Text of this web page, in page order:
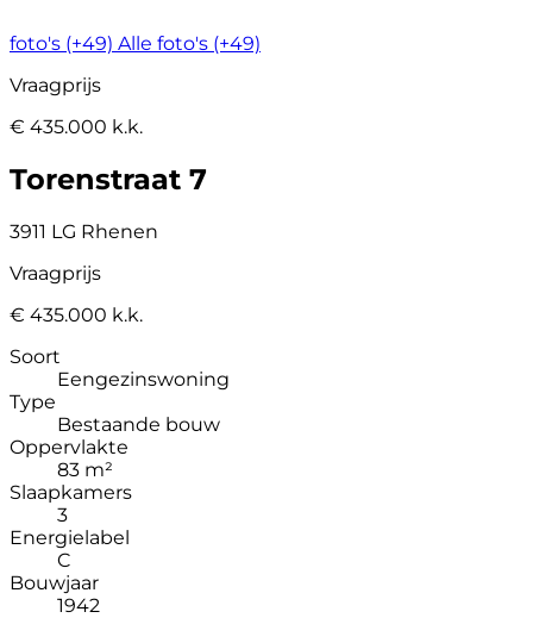
foto's (+49) Alle foto's (+49)
Vraagprijs
€ 435.000 k.k.
Torenstraat 7
3911 LG Rhenen
Vraagprijs
€ 435.000 k.k.
Soort
Eengezinswoning
Type
Bestaande bouw
Oppervlakte
83 m²
Slaapkamers
3
Energielabel
C
Bouwjaar
1942